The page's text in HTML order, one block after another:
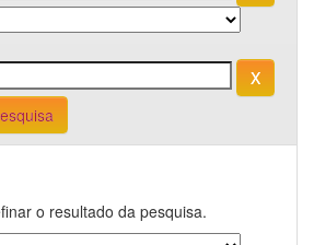
o resultado da pesquisa.